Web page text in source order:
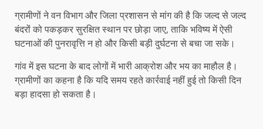
ग्रामीणों ने वन विभाग और जिला प्रशासन से मांग की है कि जल्द से जल्द
बंदरों को पकड़कर सुरक्षित स्थान पर छोड़ा जाए, ताकि भविष्य में ऐसी
घटनाओं की पुनरावृत्ति न हो और किसी बड़ी दुर्घटना से बचा जा सके।
गांव में इस घटना के बाद लोगों में भारी आक्रोश और भय का माहौल है।
ग्रामीणों का कहना है कि यदि समय रहते कार्रवाई नहीं हुई तो किसी दिन
बड़ा हादसा हो सकता है।